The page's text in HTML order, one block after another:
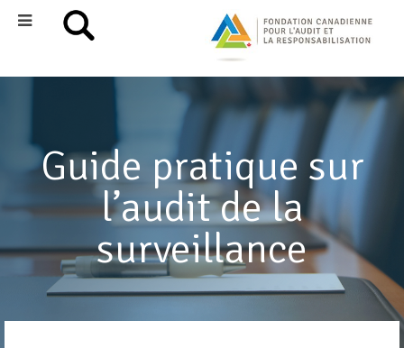
Guide pratique sur
l’audit de la
surveillance